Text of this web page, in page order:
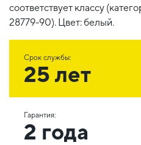
соответствует классу
28779-90). Цвет: белый.
Срок службы:
25 лет
Гарантия:
2 года